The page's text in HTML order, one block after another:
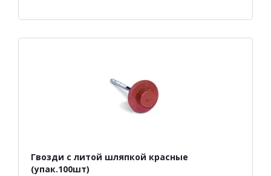
Гвозди с литой шляпкой красные
(упак.100шт)